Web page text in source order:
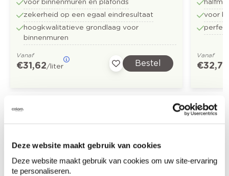
Deze website maakt gebruik van cookies
Deze website maakt gebruik van cookies om uw site-ervaring
te personaliseren.
zekerheid op een egaal eindresultaat
hoogkwalitatieve grondlaag voor
binnenmuren
Vanaf
€ 31,62/liter Bestel
voor
Vanaf
€ 32,73
Off white Off black Blauw